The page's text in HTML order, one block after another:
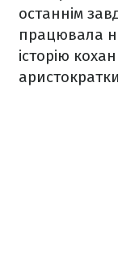
останнім
працювала
історію